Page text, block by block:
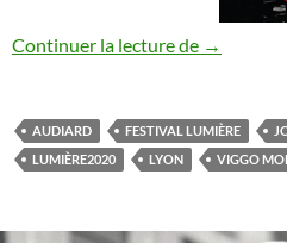
Continuer la lecture de Festival
→
AUDIARD FESTIVAL LUMIÈRE
LUMIÈRE2020
LYON VIGGO